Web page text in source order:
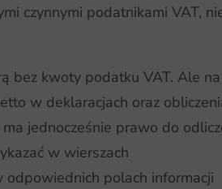
czynnymi podatnikami VAT,
bez kwoty podatku VAT. Ale
w deklaracjach oraz
jednocześnie prawo do
w wierszach
odpowiednich polach informacji